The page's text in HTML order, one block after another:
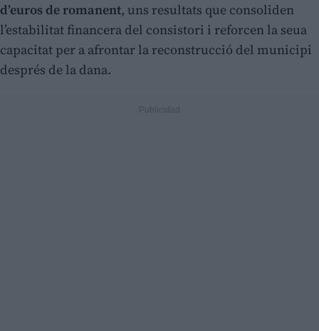
d’euros de romanent, uns resultats que consoliden
l’estabilitat financera del consistori i reforcen la seua
capacitat per a afrontar la reconstrucció del municipi
després de la dana.